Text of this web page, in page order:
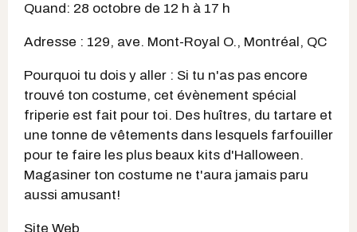
Quand: 28 octobre de 12 h à 17 h
Adresse : 129, ave. Mont-Royal O., Montréal, QC
Pourquoi tu dois y aller : Si tu n'as pas encore
trouvé ton costume, cet évènement spécial
friperie est fait pour toi. Des huîtres, du tartare et
une tonne de vêtements dans lesquels farfouiller
pour te faire les plus beaux kits d'Halloween.
Magasiner ton costume ne t'aura jamais paru
aussi amusant!
Site Web